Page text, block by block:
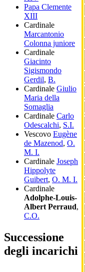
Papa Clemente
XIII
Cardinale
Marcantonio
Colonna juniore
Cardinale
Giacinto
Sigismondo
Gerdil, B.
Cardinale Giulio
Maria della
Somaglia
Cardinale Carlo
Odescalchi, S.I.
Vescovo Eugène
de Mazenod, O.
M. I.
Cardinale Joseph
Hippolyte
Guibert, O. M. I.
Cardinale
Adolphe-Louis-
Albert Perraud,
C.O.
Successione
degli incarichi